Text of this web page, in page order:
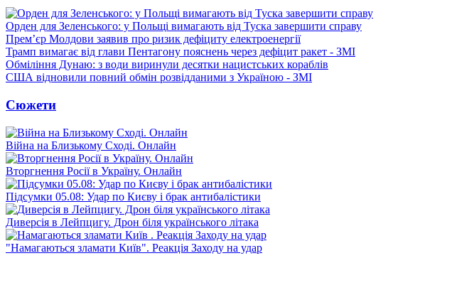
Орден для Зеленського: у Польщі вимагають від Туска завершити справу
Прем’єр Молдови заявив про ризик дефіциту електроенергії
Трамп вимагає від глави Пентагону пояснень через дефіцит ракет - ЗМІ
Обміління Дунаю: з води виринули десятки нацистських кораблів
США відновили повний обмін розвідданими з Україною - ЗМІ
Сюжети
Війна на Близькому Сході. Онлайн
Вторгнення Росії в Україну. Онлайн
Підсумки 05.08: Удар по Києву і брак антибалістики
Диверсія в Лейпцигу. Дрон біля українського літака
"Намагаються зламати Київ". Реакція Заходу на удар